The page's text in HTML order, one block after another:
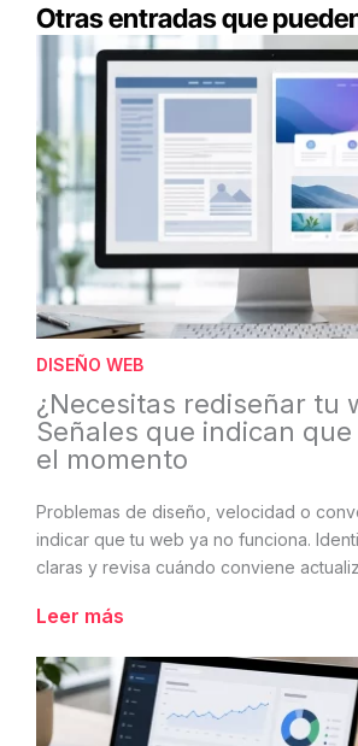
Otras entradas que
DISEÑO WEB
¿Necesitas rediseñar tu
Señales que indican
el momento
Problemas de diseño, velocidad o
indicar que tu web ya no funciona.
claras y revisa cuándo conviene
Leer más